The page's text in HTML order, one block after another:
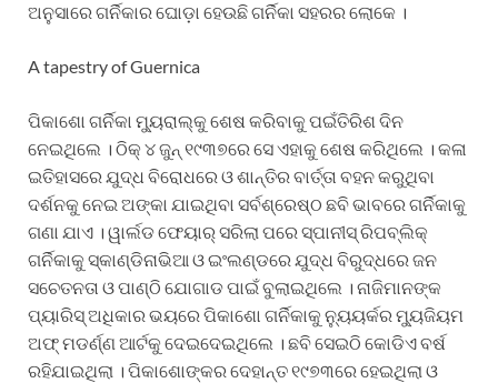
ଅନୁସାରେ ଗର୍ନିକାର ଘୋଡ଼ା ହେଉଛି ଗର୍ନିକା ସହରର ଲୋକେ ।
A tapestry of Guernica
ପିକାଶୋ ଗର୍ନିକା ମ୍ୟୁରାଲ୍‌କୁ ଶେଷ କରିବାକୁ ପଇଁତିରିଶ ଦିନ
ନେଇଥିଲେ । ଠିକ୍ ୪ ଜୁନ୍ ୧୯୩୭ରେ ସେ ଏହାକୁ ଶେଷ କରିଥିଲେ । କଳା
ଇତିହାସରେ ଯୁଦ୍ଧ ବିରୋଧରେ ଓ ଶାନ୍ତିର ବାର୍ତ୍ତା ବହନ କରୁଥିବା
ଦର୍ଶନକୁ ନେଇ ଅଙ୍କା ଯାଇଥିବା ସର୍ବଶ୍ରେଷ୍ଠ ଛବି ଭାବରେ ଗର୍ନିକାକୁ
ଗଣା ଯାଏ । ୱାର୍ଲଡ ଫେୟାର୍ ସରିଲା ପରେ ସ୍ପାନୀସ୍ ରିପବ୍ଲିକ୍
ଗର୍ନିକାକୁ ସ୍କାଣ୍ଡିନାଭିଆ ଓ ଇଂଲଣ୍ଡରେ ଯୁଦ୍ଧ ବିରୁଦ୍ଧରେ ଜନ
ସଚେତନତା ଓ ପାଣ୍ଠି ଯୋଗାଡ ପାଇଁ ବୁଲାଇଥିଲେ । ନାଜିମାନଙ୍କ
ପ୍ୟାରିସ୍ ଅଧିକାର ଭୟରେ ପିକାଶୋ ଗର୍ନିକାକୁ ନ୍ୟୁୟର୍କର ମ୍ୟୁଜିୟମ
ଅଫ୍ ମଡର୍ଣ୍ଣ ଆର୍ଟକୁ ଦେଇଦେଇଥିଲେ । ଛବି ସେଇଠି କୋଡିଏ ବର୍ଷ
ରହିଯାଇଥିଲା । ପିକାଶୋଙ୍କର ଦେହାନ୍ତ ୧୯୭୩ରେ ହେଇଥିଲା ଓ